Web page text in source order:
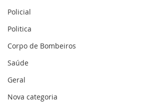
Policial
Politica
Corpo de Bombeiros
Saúde
Geral
Nova categoria